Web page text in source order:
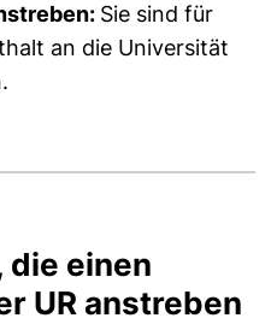
Sie sind für
an die Universität
mich?
die einen
UR anstreben